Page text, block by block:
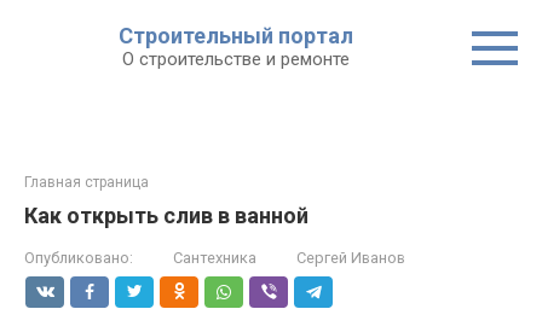
Строительный портал
О строительстве и ремонте
Главная страница
Как открыть слив в ванной
Опубликовано: Сантехника Сергей Иванов